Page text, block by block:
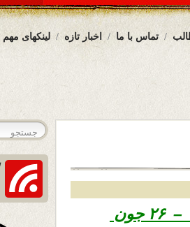
لینکهای مهم اخبار تازه تماس با ما
پنجم سرطان ۱۳۹۷ – ۲۶ جون